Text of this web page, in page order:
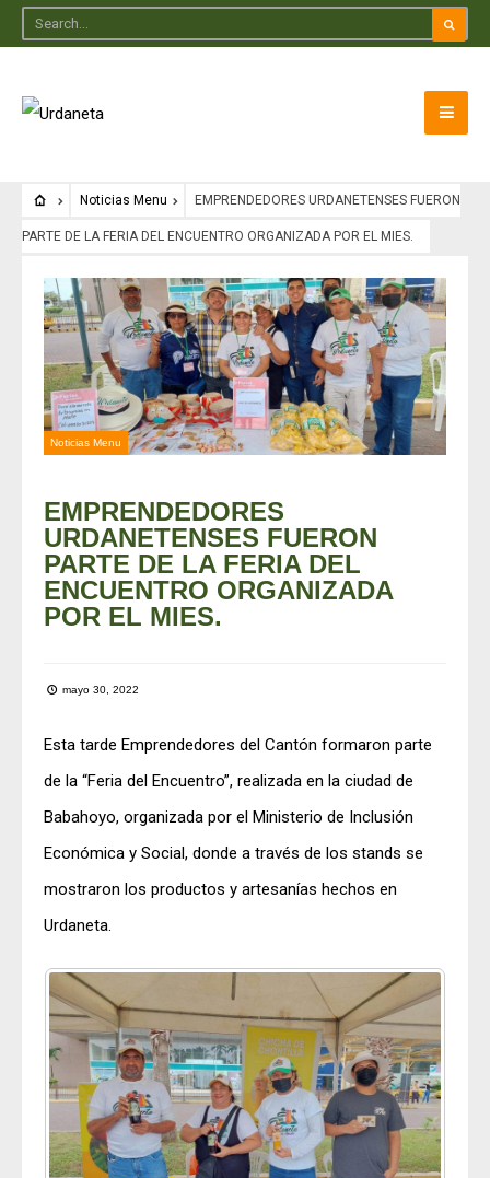
Noticias Menu EMPRENDEDORES URDANETENSES FUERON
PARTE DE LA FERIA DEL ENCUENTRO ORGANIZADA POR EL MIES.
Noticias Menu
EMPRENDEDORES
URDANETENSES FUERON
PARTE DE LA FERIA DEL
ENCUENTRO ORGANIZADA
POR EL MIES.
mayo 30, 2022
Esta tarde Emprendedores del Cantón formaron parte
de la “Feria del Encuentro”, realizada en la ciudad de
Babahoyo, organizada por el Ministerio de Inclusión
Económica y Social, donde a través de los stands se
mostraron los productos y artesanías hechos en
Urdaneta.